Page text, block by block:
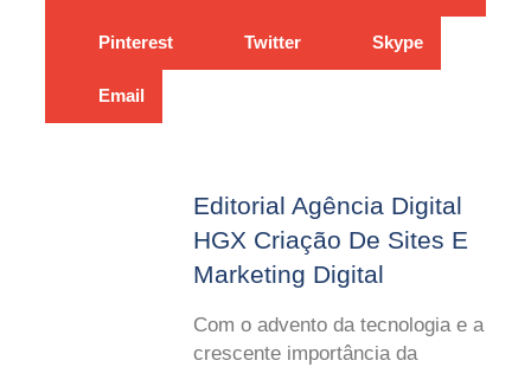
Pinterest Twitter Skype
Email
Editorial Agência Digital
HGX Criação De Sites E
Marketing Digital
Com o advento da tecnologia e a
crescente importância da